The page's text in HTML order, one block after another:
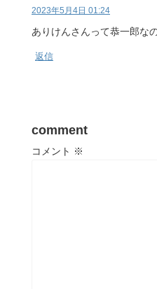
2023年5月4日 01:24
ありけんさんって恭一郎な
返信
comment
コメント ※